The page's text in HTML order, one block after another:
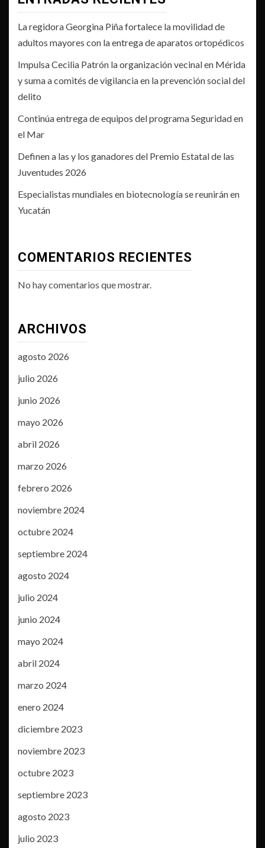
La regidora Georgina Piña fortalece la movilidad de
adultos mayores con la entrega de aparatos ortopédicos
Impulsa Cecilia Patrón la organización vecinal en Mérida
y suma a comités de vigilancia en la prevención social del
delito
Continúa entrega de equipos del programa Seguridad en
el Mar
Definen a las y los ganadores del Premio Estatal de las
Juventudes 2026
Especialistas mundiales en biotecnología se reunirán en
Yucatán
COMENTARIOS RECIENTES
No hay comentarios que mostrar.
ARCHIVOS
agosto 2026
julio 2026
junio 2026
mayo 2026
abril 2026
marzo 2026
febrero 2026
noviembre 2024
octubre 2024
septiembre 2024
agosto 2024
julio 2024
junio 2024
mayo 2024
abril 2024
marzo 2024
enero 2024
diciembre 2023
noviembre 2023
octubre 2023
septiembre 2023
agosto 2023
julio 2023